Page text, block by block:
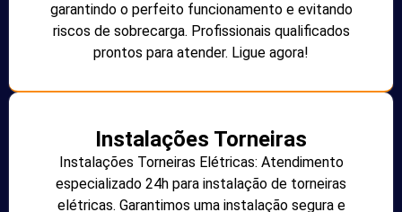
garantindo o perfeito funcionamento e evitando
riscos de sobrecarga. Profissionais qualificados
prontos para atender. Ligue agora!
Instalações Torneiras
Instalações Torneiras Elétricas: Atendimento
especializado 24h para instalação de torneiras
elétricas. Garantimos uma instalação segura e